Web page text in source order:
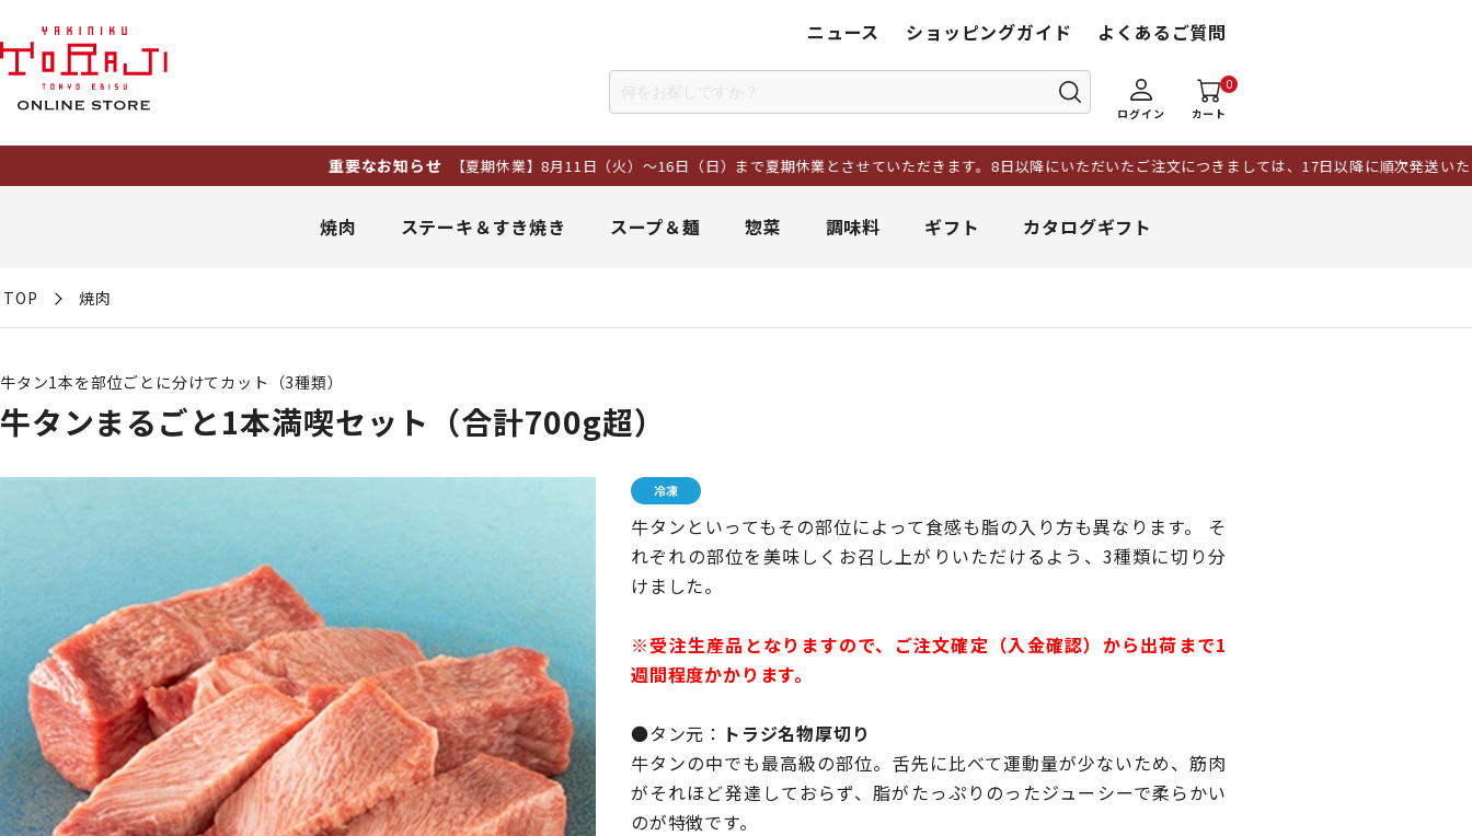
ニュース ショッピングガイド よくあるご質問
ログイン
0
カート
【夏期休業】8月11日（火）～16日（日）まで夏期休業とさせていただきます。8日以降にいただいたご注文につきましては、17日以降に順次発送いたします。ま
焼肉 ステーキ＆すき焼き スープ＆麺 惣菜 調味料 ギフト カタログギフト
TOP 焼肉
牛タン1本を部位ごとに分けてカット（3種類）
牛タンまるごと1本満喫セット（合計700g超）
牛タンといってもその部位によって食感も脂の入り方も異なります。 そ
れぞれの部位を美味しくお召し上がりいただけるよう、3種類に切り分
けました。
※受注生産品となりますので、ご注文確定（入金確認）から出荷まで1
週間程度かかります。
●タン元： トラジ名物厚切り
牛タンの中でも最高級の部位。舌先に比べて運動量が少ないため、筋肉
がそれほど発達しておらず、脂がたっぷりのったジューシーで柔らかい
のが特徴です。